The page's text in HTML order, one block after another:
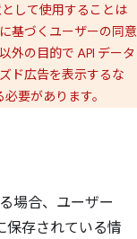
して使用することは
基づくユーザーの同意
外の目的で API データ
ド広告を表示するな
要があります。
場合、ユーザー
保存されている情